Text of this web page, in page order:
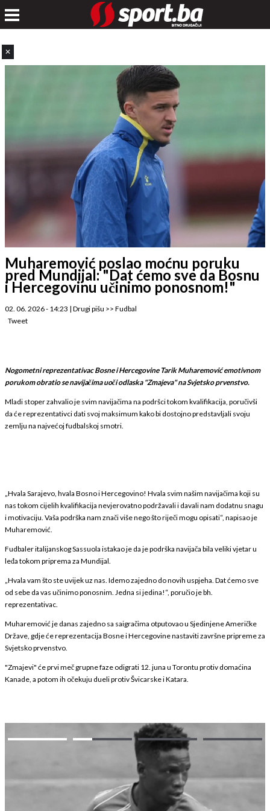
✕
Muharemović poslao moćnu poruku
pred Mundijal: "Dat ćemo sve da Bosnu
i Hercegovinu učinimo ponosnom!"
02. 06. 2026 - 14:23 | Drugi pišu >> Fudbal
Tweet
Nogometni reprezentativac Bosne i Hercegovine Tarik Muharemović emotivnom
porukom obratio se navijačima uoči odlaska "Zmajeva" na Svjetsko prvenstvo.
Mladi stoper zahvalio je svim navijačima na podršci tokom kvalifikacija, poručivši
da će reprezentativci dati svoj maksimum kako bi dostojno predstavljali svoju
zemlju na najvećoj fudbalskoj smotri.
„Hvala Sarajevo, hvala Bosno i Hercegovino! Hvala svim našim navijačima koji su
nas tokom cijelih kvalifikacija nevjerovatno podržavali i davali nam dodatnu snagu
i motivaciju. Vaša podrška nam znači više nego što riječi mogu opisati“, napisao je
Muharemović.
Fudbaler italijanskog Sassuola istakao je da je podrška navijača bila veliki vjetar u
leđa tokom priprema za Mundijal.
„Hvala vam što ste uvijek uz nas. Idemo zajedno do novih uspjeha. Dat ćemo sve
od sebe da vas učinimo ponosnim. Jedna si jedina!“, poručio je bh.
reprezentativac.
Muharemović je danas zajedno sa saigračima otputovao u Sjedinjene Američke
Države, gdje će reprezentacija Bosne i Hercegovine nastaviti završne pripreme za
Svjetsko prvenstvo.
"Zmajevi" će prvi meč grupne faze odigrati 12. juna u Torontu protiv domaćina
Kanade, a potom ih očekuju dueli protiv Švicarske i Katara.